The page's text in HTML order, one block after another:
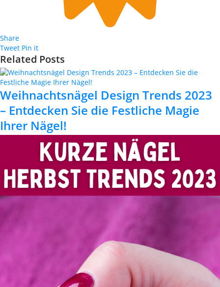
Share
Tweet Pin it
Related Posts
Weihnachtsnägel Design Trends 2023
– Entdecken Sie die Festliche Magie
Ihrer Nägel!